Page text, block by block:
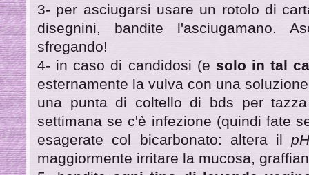
3- per asciugarsi usare un rotolo di
disegnini, bandite l'asciugamano.
sfregando!
4- in caso di candidosi (e solo in tal
esternamente la vulva con una
una punta di coltello di bds per
settimana se c'è infezione (quindi fate
esagerate col bicarbonato: altera il
maggiormente irritare la mucosa,